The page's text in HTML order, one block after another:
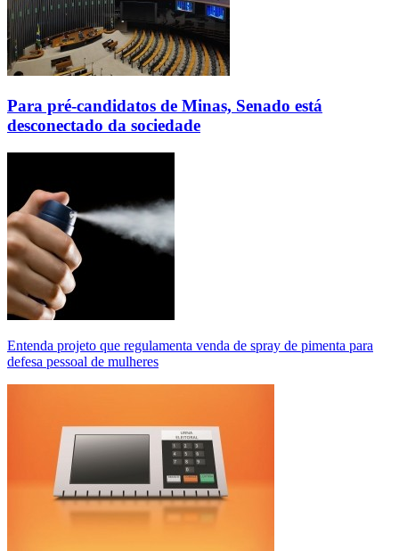
Para pré-candidatos de Minas, Senado está
desconectado da sociedade
Entenda projeto que regulamenta venda de spray de pimenta para
defesa pessoal de mulheres